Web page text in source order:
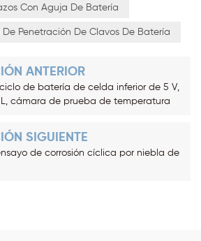
Con Aguja De Batería
Penetración De Clavos De Batería
ANTERIOR
de batería de celda inferior de 5 V,
cámara de prueba de temperatura
SIGUIENTE
de corrosión cíclica por niebla de